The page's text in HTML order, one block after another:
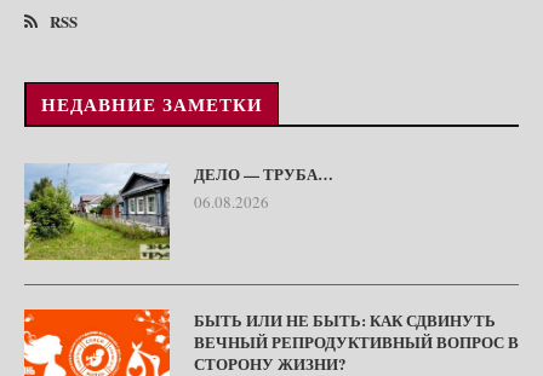
RSS
НЕДАВНИЕ ЗАМЕТКИ
ДЕЛО — ТРУБА…
06.08.2026
БЫТЬ ИЛИ НЕ БЫТЬ: КАК СДВИНУТЬ
ВЕЧНЫЙ РЕПРОДУКТИВНЫЙ ВОПРОС В
СТОРОНУ ЖИЗНИ?